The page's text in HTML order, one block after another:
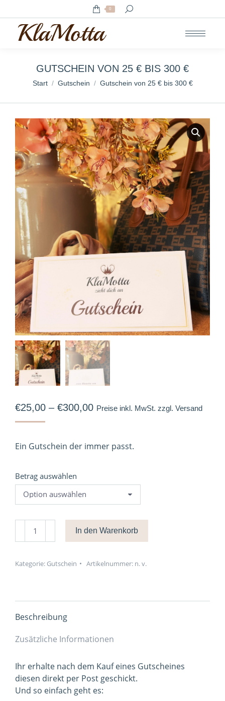
0 Search:
GUTSCHEIN VON 25 € BIS 300 €
Sie befinden sich hier:
Start Gutschein Gutschein von 25 € bis 300 €
€25,00 – €300,00Preisspanne:
€300,00
Preise inkl. MwSt. zzgl. Versand
Ein Gutschein der immer passt.
Betrag auswählen
€
In den Warenkorb
Kategorie: Gutschein Artikelnummer: n. v.
Beschreibung
Zusätzliche Informationen
Ihr erhalte nach dem Kauf eines Gutscheines
diesen direkt per Post geschickt.
Und so einfach geht es: